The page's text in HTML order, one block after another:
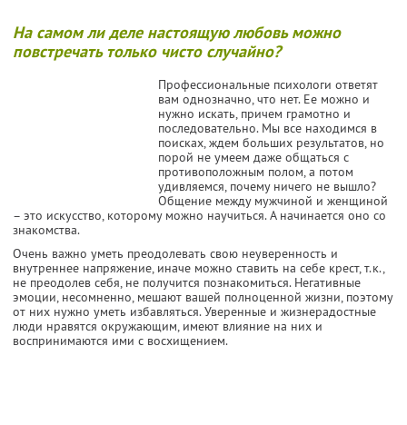
На самом ли деле настоящую любовь можно
повстречать только чисто случайно?
Профессиональные психологи ответят
вам однозначно, что нет. Ее можно и
нужно искать, причем грамотно и
последовательно. Мы все находимся в
поисках, ждем больших результатов, но
порой не умеем даже общаться с
противоположным полом, а потом
удивляемся, почему ничего не вышло?
Общение между мужчиной и женщиной
– это искусство, которому можно научиться. А начинается оно со
знакомства.
Очень важно уметь преодолевать свою неуверенность и
внутреннее напряжение, иначе можно ставить на себе крест, т.к.,
не преодолев себя, не получится познакомиться. Негативные
эмоции, несомненно, мешают вашей полноценной жизни, поэтому
от них нужно уметь избавляться. Уверенные и жизнерадостные
люди нравятся окружающим, имеют влияние на них и
воспринимаются ими с восхищением.